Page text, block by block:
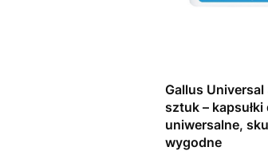
Gallus Universal
sztuk –
uniwersalne,
wygodne